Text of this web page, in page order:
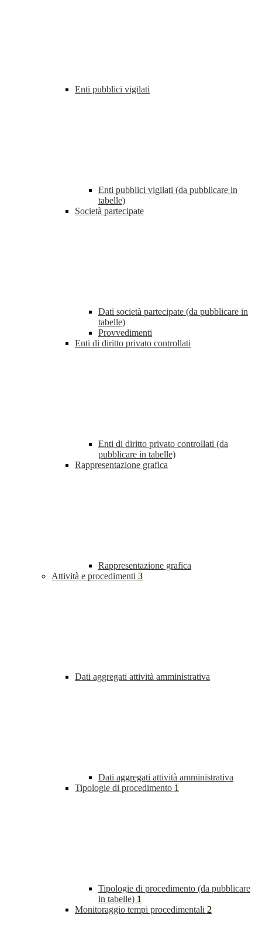
Enti pubblici vigilati
Enti pubblici vigilati (da pubblicare in
tabelle)
Società partecipate
Dati società partecipate (da pubblicare in
tabelle)
Provvedimenti
Enti di diritto privato controllati
Enti di diritto privato controllati (da
pubblicare in tabelle)
Rappresentazione grafica
Rappresentazione grafica
Attività e procedimenti 3
Dati aggregati attività amministrativa
Dati aggregati attività amministrativa
Tipologie di procedimento 1
Tipologie di procedimento (da pubblicare
in tabelle) 1
Monitoraggio tempi procedimentali 2